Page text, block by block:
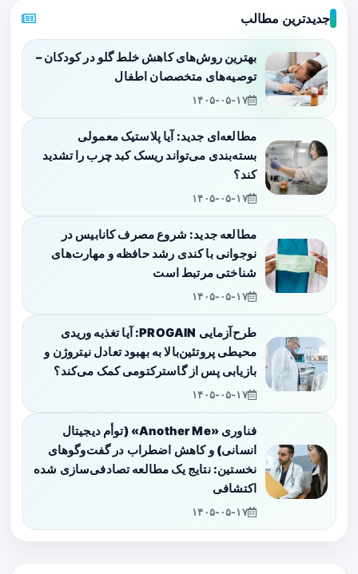
جدیدترین مطالب
بهترین روش‌های کاهش خلط گلو در کودکان –
توصیه‌های متخصصان اطفال
۱۴۰۵-۰۵-۱۷
مطالعه‌ای جدید: آیا پلاستیک معمولی
بسته‌بندی می‌تواند ریسک کبد چرب را تشدید
کند؟
۱۴۰۵-۰۵-۱۷
مطالعه جدید: شروع مصرف کانابیس در
نوجوانی با کندی رشد حافظه و مهارت‌های
شناختی مرتبط است
۱۴۰۵-۰۵-۱۷
طرح‌آزمایی PROGAIN: آیا تغذیه وریدی
محیطی پروتئین‌بالا به بهبود تعادل نیتروژن و
بازیابی پس از گاسترکتومی کمک می‌کند؟
۱۴۰۵-۰۵-۱۷
فناوری «Another Me» (توأم دیجیتال
انسانی) و کاهش اضطراب در گفت‌وگوهای
نخستین: نتایج یک مطالعه تصادفی‌سازی شده
اکتشافی
۱۴۰۵-۰۵-۱۷